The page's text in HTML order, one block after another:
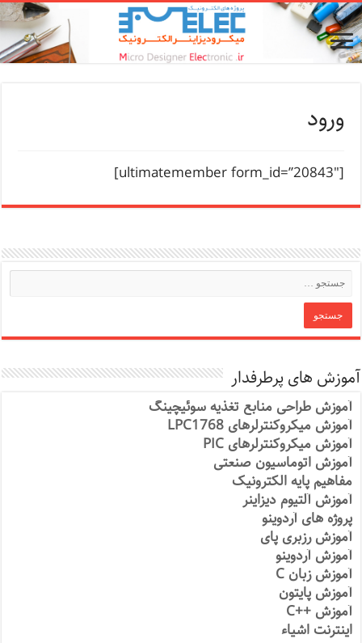
ورود
[ultimatemember form_id=”20843″]
آموزش های پرطرفدار
آموزش طراحی منابع تغذیه سوئیچینگ
آموزش میکروکنترلرهای LPC1768
آموزش میکروکنترلرهای PIC
آموزش اتوماسیون صنعتی
مفاهیم پایه الکترونیک
آموزش آلتیوم دیزاینر
پروژه های آردوینو
آموزش رزبری پای
آموزش آردوینو
آموزش زبان C
آموزش پایتون
آموزش ++C
اینترنت اشیاء